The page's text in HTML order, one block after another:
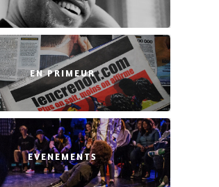
EN PRIMEUR
EVENEMENTS